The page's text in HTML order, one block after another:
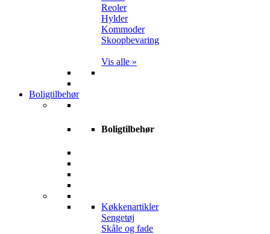
Reoler
Hylder
Kommoder
Skoopbevaring
Vis alle »
Boligtilbehør
Boligtilbehør
Køkkenartikler
Sengetøj
Skåle og fade